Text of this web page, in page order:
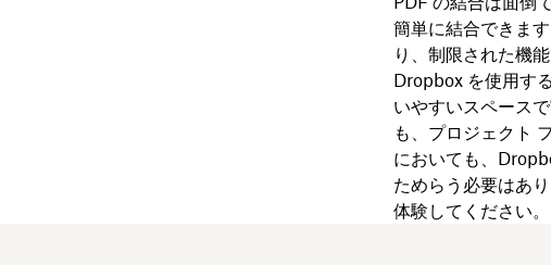
簡単に結合できま
り、制限された機
Dropbox を使用す
いやすいスペース
も、プロジェクト
においても、
ためらう必要はあり
体験してください。